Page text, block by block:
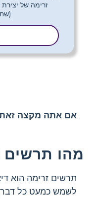
אם אתה מקצה זאת
מהו תרשים
תרשים זרימה הוא
לשמש כמעט כל דבר,